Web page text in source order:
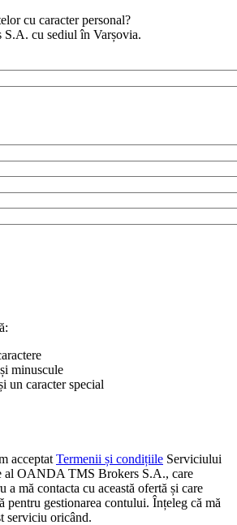
cu caracter personal?
cu sediul în Varșovia.
minuscule
un caracter special
acceptat Termenii și condițiile Serviciului
al OANDA TMS Brokers S.A., care
a mă contacta cu această ofertă și care
pentru gestionarea contului. Înțeleg că mă
serviciu oricând.